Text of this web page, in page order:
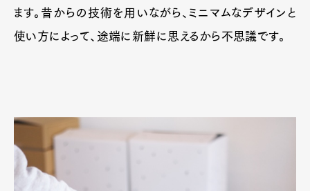
Official Columnist
About
ます。昔からの技術を用いながら、ミニマムなデザインと
使い方によって、途端に新鮮に思えるから不思議です。